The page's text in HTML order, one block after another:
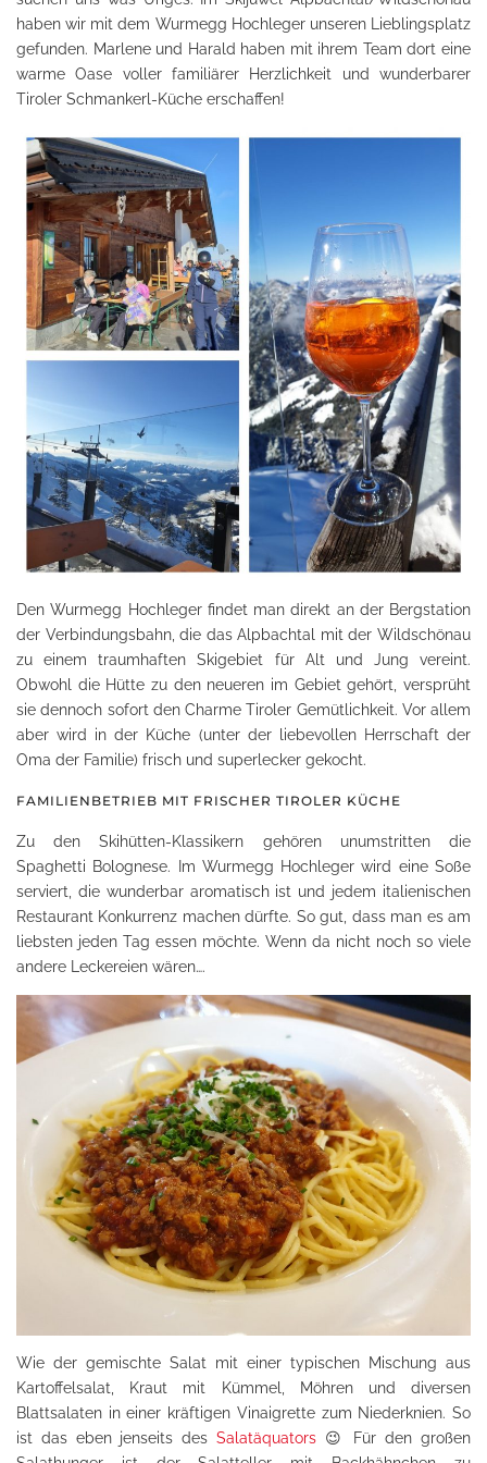
haben wir mit dem Wurmegg Hochleger unseren Lieblingsplatz
gefunden. Marlene und Harald haben mit ihrem Team dort eine
warme Oase voller familiärer Herzlichkeit und wunderbarer
Tiroler Schmankerl-Küche erschaffen!
Den Wurmegg Hochleger findet man direkt an der Bergstation
der Verbindungsbahn, die das Alpbachtal mit der Wildschönau
zu einem traumhaften Skigebiet für Alt und Jung vereint.
Obwohl die Hütte zu den neueren im Gebiet gehört, versprüht
sie dennoch sofort den Charme Tiroler Gemütlichkeit. Vor allem
aber wird in der Küche (unter der liebevollen Herrschaft der
Oma der Familie) frisch und superlecker gekocht.
FAMILIENBETRIEB MIT FRISCHER TIROLER KÜCHE
Zu den Skihütten-Klassikern gehören unumstritten die
Spaghetti Bolognese. Im Wurmegg Hochleger wird eine Soße
serviert, die wunderbar aromatisch ist und jedem italienischen
Restaurant Konkurrenz machen dürfte. So gut, dass man es am
liebsten jeden Tag essen möchte. Wenn da nicht noch so viele
andere Leckereien wären….
Wie der gemischte Salat mit einer typischen Mischung aus
Kartoffelsalat, Kraut mit Kümmel, Möhren und diversen
Blattsalaten in einer kräftigen Vinaigrette zum Niederknien. So
ist das eben jenseits des Salatäquators 😉 Für den großen